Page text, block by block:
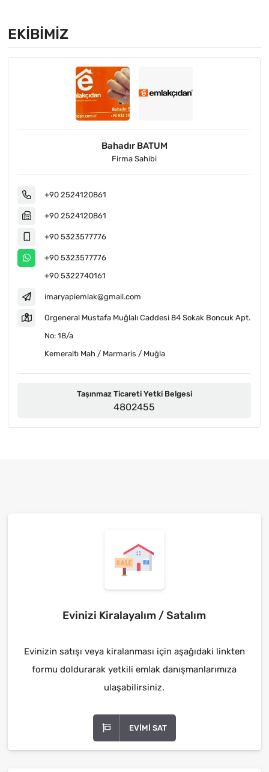
EKIBIMIZ
Bahadır BATUM
Firma Sahibi
+90 2524120861
+90 2524120861
+90 5323577776
+90 5323577776
+90 5322740161
imaryapiemlak@gmail.com
Orgeneral Mustafa Muğlalı Caddesi 84 Sokak Boncuk Apt.
No: 18/a
Kemeraltı Mah / Marmaris / Muğla
Taşınmaz Ticareti Yetki Belgesi
4802455
Evinizi Kiralayalım / Satalım
Evinizin satışı veya kiralanması için aşağıdaki linkten
formu doldurarak yetkili emlak danışmanlarımıza
ulaşabilirsiniz.
EVIMI SAT